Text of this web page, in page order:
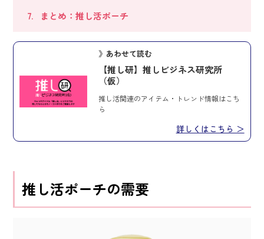
まとめ：推し活ポーチ
》あわせて読む
【推し研】推しビジネス研究所
（仮）
推し活関連のアイテム・トレンド情報はこち
ら
詳しくはこちら ＞
推し活ポーチの需要